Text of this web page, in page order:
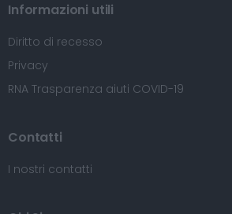
Informazioni utili
Diritto di recesso
Privacy
RNA Trasparenza aiuti COVID-19
Contatti
I nostri contatti